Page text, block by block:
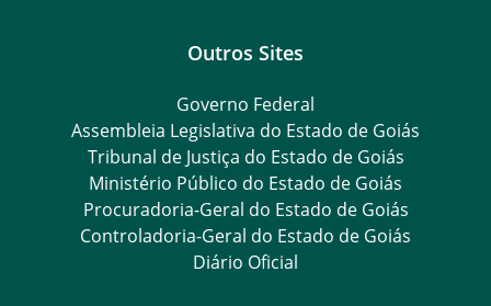
Outros Sites
Governo Federal
Assembleia Legislativa do Estado de Goiás
Tribunal de Justiça do Estado de Goiás
Ministério Público do Estado de Goiás
Procuradoria-Geral do Estado de Goiás
Controladoria-Geral do Estado de Goiás
Diário Oficial